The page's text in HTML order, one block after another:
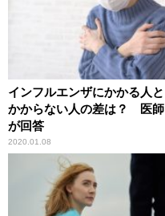
インフルエンザにかかる人と
かからない人の差は？ 医師
が回答
2020.01.08